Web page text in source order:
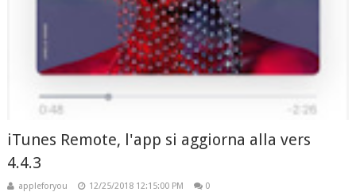
iTunes Remote, l'app si aggiorna alla vers
4.4.3
appleforyou 12/25/2018 12:15:00 PM 0